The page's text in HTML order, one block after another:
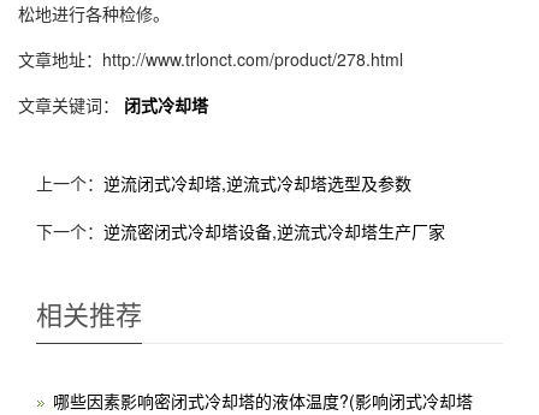
松地进行各种检修。
文章地址：http://www.trlonct.com/product/278.html
文章关键词：
闭式冷却塔
上一个： 逆流闭式冷却塔,逆流式冷却塔选型及参数
下一个： 逆流密闭式冷却塔设备,逆流式冷却塔生产厂家
相关推荐
哪些因素影响密闭式冷却塔的液体温度?(影响闭式冷却塔